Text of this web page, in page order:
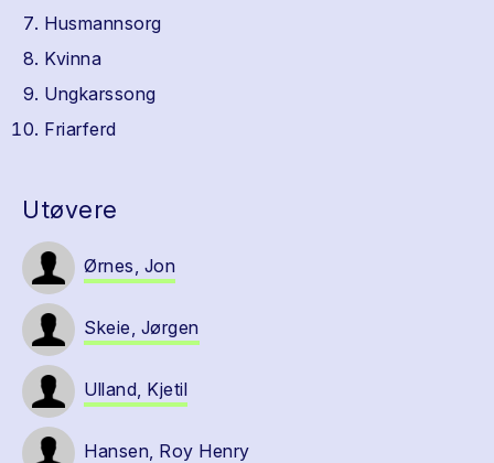
Husmannsorg
Kvinna
Ungkarssong
Friarferd
Utøvere
Ørnes, Jon
Skeie, Jørgen
Ulland, Kjetil
Hansen, Roy Henry